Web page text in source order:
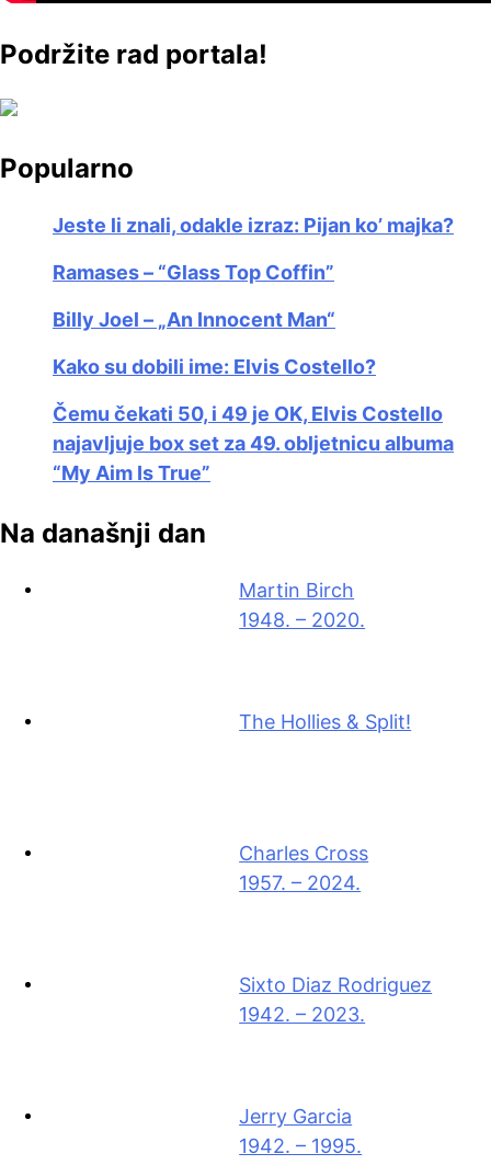
Podržite rad portala!
Popularno
Jeste li znali, odakle izraz: Pijan ko’ majka?
Ramases – “Glass Top Coffin”
Billy Joel – „An Innocent Man“
Kako su dobili ime: Elvis Costello?
Čemu čekati 50, i 49 je OK, Elvis Costello
najavljuje box set za 49. obljetnicu albuma
“My Aim Is True”
Na današnji dan
Martin Birch
1948. – 2020.
The Hollies & Split!
Charles Cross
1957. – 2024.
Sixto Diaz Rodriguez
1942. – 2023.
Jerry Garcia
1942. – 1995.